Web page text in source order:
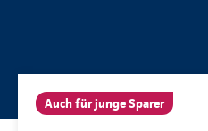
Auch für junge Sparer